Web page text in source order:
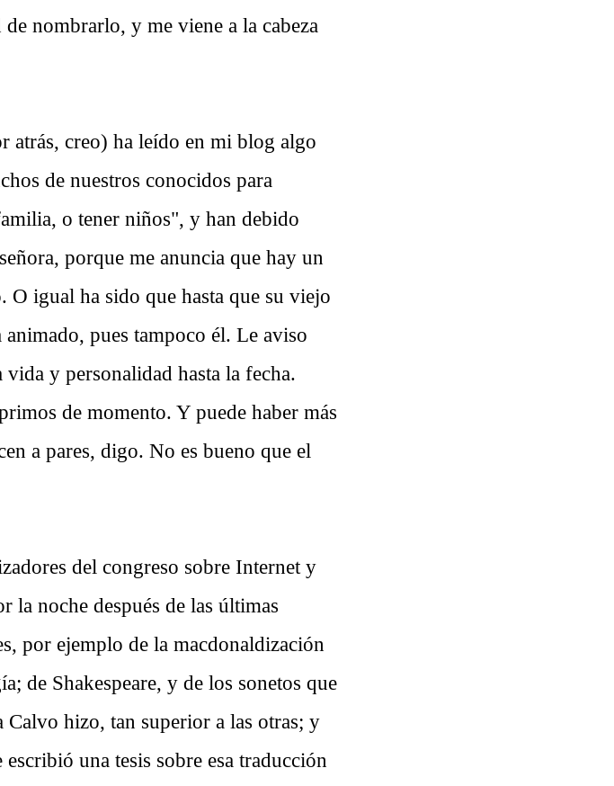
nombrarlo, y me viene a la cabeza
atrás, creo) ha leído en mi blog algo
de nuestros conocidos para
o tener niños", y han debido
porque me anuncia que hay un
igual ha sido que hasta que su viejo
pues tampoco él. Le aviso
y personalidad hasta la fecha.
de momento. Y puede haber más
a pares, digo. No es bueno que el
del congreso sobre Internet y
la noche después de las últimas
por ejemplo de la macdonaldización
de Shakespeare, y de los sonetos que
hizo, tan superior a las otras; y
una tesis sobre esa traducción